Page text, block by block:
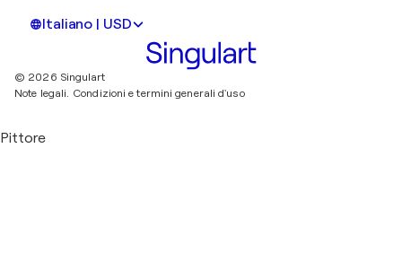
Italiano | USD
© 2026 Singulart
Note legali. Condizioni e termini generali d'uso
Pittore